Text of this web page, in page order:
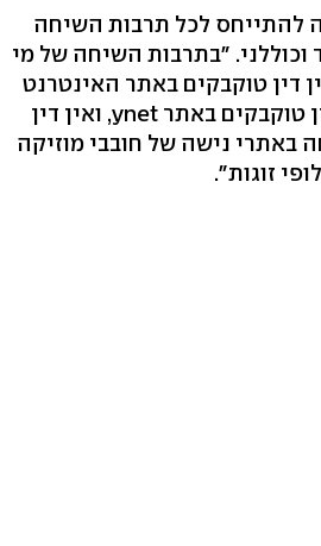
להתייחס לכל תרבות השיחה
וכוללני. "בתרבות השיחה של מי
דין טוקבקים באתר האינטרנט
של עיתון "הארץ" כדין טוקבקים באתר ynet, ואין דין
באתרי נישה של חובבי מוזיקה
זוגות".